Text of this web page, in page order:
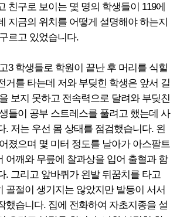
친구로 보이는 몇 명의 학생들이 119에
지금의 위치를 어떻게 설명해야 하는지
르고 있었습니다.
3 학생들로 학원이 끝난 후 머리를 식힐
거를 타는데 저와 부딪힌 학생은 앞서 길
보지 못하고 전속력으로 달려와 부딪친
들이 공부 스트레스를 풀려고 했는데 사
. 저는 우선 몸 상태를 점검했습니다. 왼
졌으며 몇 미터 정도를 날아가 아스팔트
어깨와 무릎에 찰과상을 입어 출혈과 함
. 그리고 앞바퀴가 왼발 뒤꿈치를 타고
골절이 생기지는 않았지만 발등이 서서
했습니다. 집에 전화하여 자초지종을 설